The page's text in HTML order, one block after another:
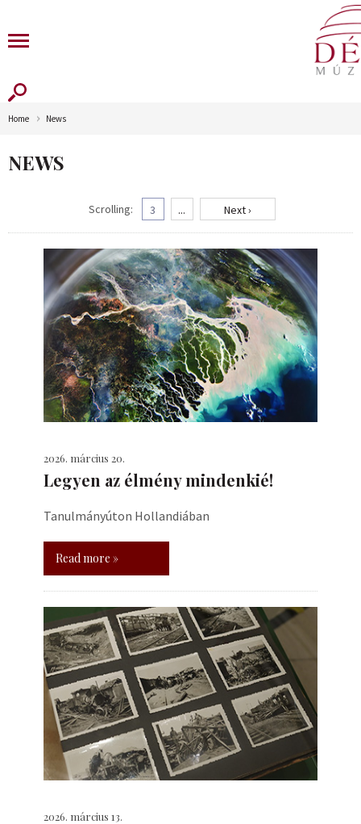
Home News
NEWS
Scrolling: 3 ... Next ›
2026. március 20.
Legyen az élmény mindenkié!
Tanulmányúton Hollandiában
Read more »
2026. március 13.